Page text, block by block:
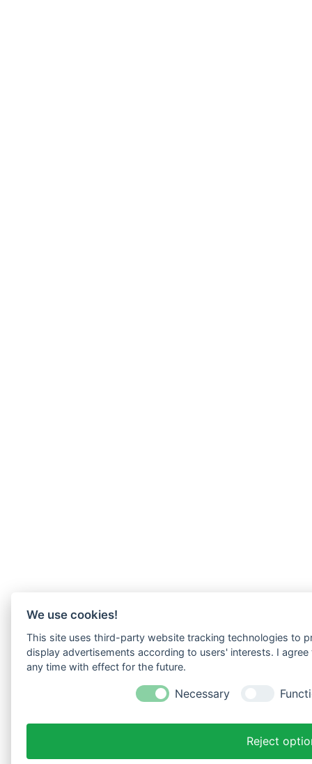
We use cookies!
This site uses third-party website tracking technologies to
display advertisements according to users' interests. I
any time with effect for the future.
Necessary
Reject